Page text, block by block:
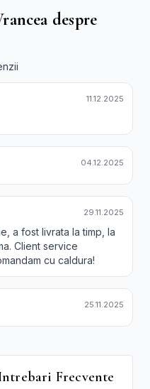
despre
11.12.2025
04.12.2025
29.11.2025
a fost livrata la timp, la
Client service
cu caldura!
25.11.2025
Frecvente